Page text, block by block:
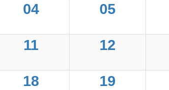
04 05
11 12
18 19